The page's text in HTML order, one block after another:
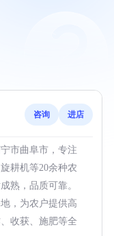
咨询 进店
市曲阜市，专注
耕机等20余种农
熟，品质可靠。
，为农户提供高
收获、施肥等全